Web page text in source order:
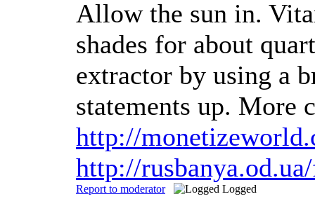
Allow the sun in.
shades for about
extractor by using a
statements up. More
http://
http://
Report to moderator Logged